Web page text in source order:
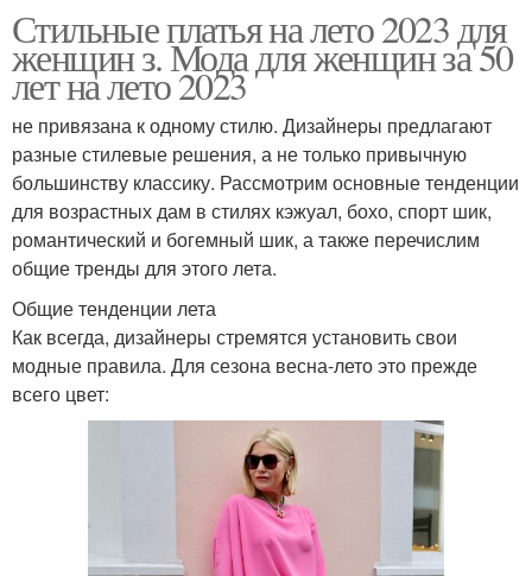
Стильные платья на лето 2023 для
женщин з. Мода для женщин за 50
лет на лето 2023
не привязана к одному стилю. Дизайнеры предлагают
разные стилевые решения, а не только привычную
большинству классику. Рассмотрим основные тенденции
для возрастных дам в стилях кэжуал, бохо, спорт шик,
романтический и богемный шик, а также перечислим
общие тренды для этого лета.
Общие тенденции лета
Как всегда, дизайнеры стремятся установить свои
модные правила. Для сезона весна-лето это прежде
всего цвет: